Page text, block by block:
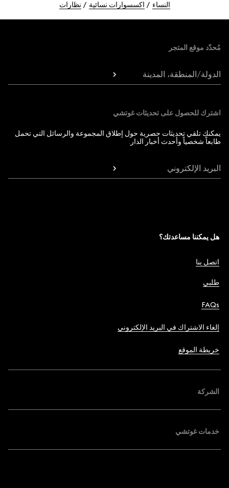
النساء اكسسوارات نسائية نظارات
مُحدّد موقع المتجر
الدولة/المنطقة، المدينة
اشترك للحصول على تحديثات غوتشي
يمكنك تلقي تحديثات حصرية حول إطلاق المجموعة والرسائل التي تحمل
طابعاً شخصياً وأحدث أخبار الدار.
البريد الإلكتروني
هل يمكننا مساعدتك؟
اتصل بنا
طلبي
FAQs
إلغاء الاشتراك في البريد الإلكتروني
خريطة الموقع
الشركة
خدمات غوتشي